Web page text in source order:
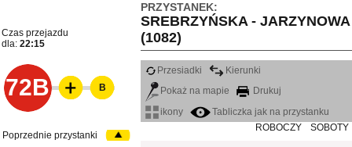
PRZYSTANEK:
SREBRZYŃSKA - JARZYNOWA
(1082)
Czas przejazdu
dla: 22:15
72B
Przesiadki
Kierunki
Pokaż na mapie
Drukuj
ikony
Tabliczka jak na przystanku
ROBOCZY
SOBOTY
B
Poprzednie przystanki